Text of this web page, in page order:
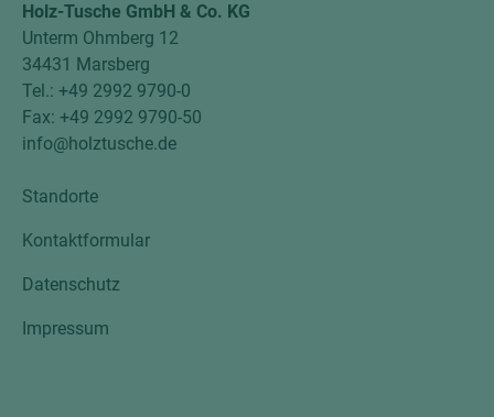
Holz-Tusche GmbH & Co. KG
Unterm Ohmberg 12
34431 Marsberg
Tel.: +49 2992 9790-0
Fax: +49 2992 9790-50
info@holztusche.de
Standorte
Kontaktformular
Datenschutz
Impressum